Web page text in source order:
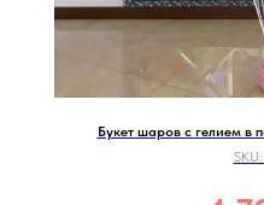
Букет шаров с гелием в
SKU: